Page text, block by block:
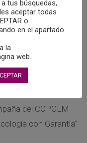
en el Portal de
Breve “Dale un giro
del COPCLM
con Garantía”
tus búsquedas,
aceptar todas
o
en el apartado
la
web.